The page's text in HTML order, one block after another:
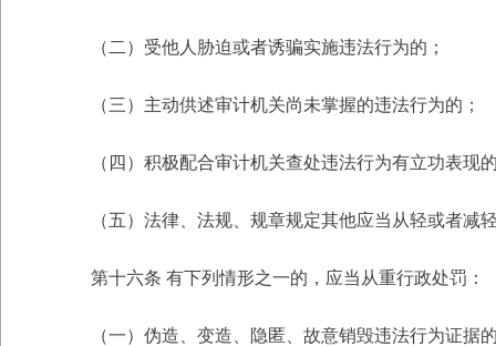
（二）受他人胁迫或者诱骗实施违法行为的；
（三）主动供述审计机关尚未掌握的违法行为的；
（四）积极配合审计机关查处违法行为有立功表现
（五）法律、法规、规章规定其他应当从轻或者减
第十六条 有下列情形之一的，应当从重行政处罚：
（一）伪造、变造、隐匿、故意销毁违法行为证据